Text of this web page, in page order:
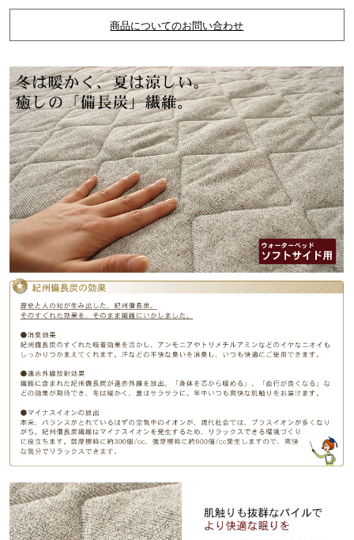
商品についてのお問い合わせ